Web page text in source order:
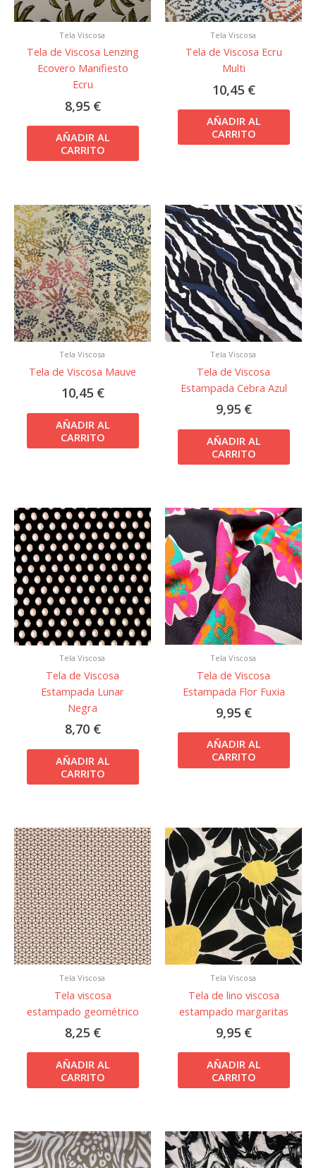
Tela Viscosa
Tela de Viscosa Lenzing
Ecovero Manifiesto
Ecru
8,95 €
AÑADIR AL
CARRITO
Tela Viscosa
Tela de Viscosa Ecru
Multi
10,45 €
AÑADIR AL
CARRITO
Tela Viscosa
Tela de Viscosa Mauve
10,45 €
AÑADIR AL
CARRITO
Tela Viscosa
Tela de Viscosa
Estampada Cebra Azul
9,95 €
AÑADIR AL
CARRITO
Tela Viscosa
Tela de Viscosa
Estampada Lunar
Negra
8,70 €
AÑADIR AL
CARRITO
Tela Viscosa
Tela de Viscosa
Estampada Flor Fuxia
9,95 €
AÑADIR AL
CARRITO
Tela Viscosa
Tela viscosa
estampado geométrico
8,25 €
AÑADIR AL
CARRITO
Tela Viscosa
Tela de lino viscosa
estampado margaritas
9,95 €
AÑADIR AL
CARRITO